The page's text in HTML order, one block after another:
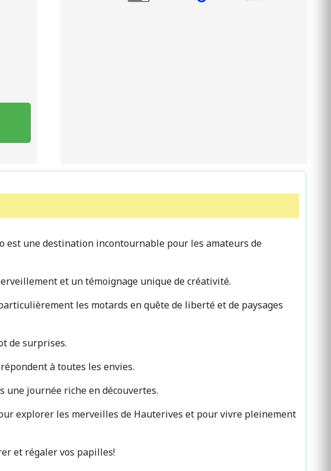
est une destination incontournable pour les amateurs de
et un témoignage unique de créativité.
les motards en quête de liberté et de paysages
de surprises.
à toutes les envies.
une journée riche en découvertes.
explorer les merveilles de Hauterives et pour vivre pleinement
et régaler vos papilles!